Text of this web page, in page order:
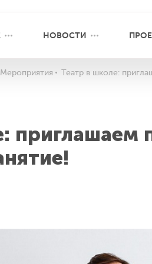
НОВОСТИ
Мероприятия Театр в школе:
приглашаем